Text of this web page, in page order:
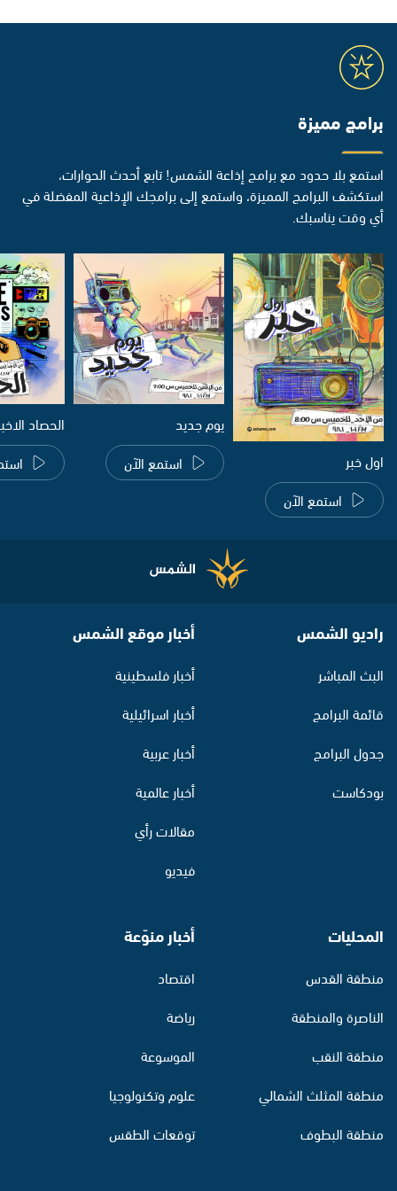
برامج مميزة
استمع بلا حدود مع برامج إذاعة الشمس! تابع أحدث الحوارات،
استكشف البرامج المميزة، واستمع إلى برامجك الإذاعية المفضلة في
أي وقت يناسبك.
اول خبر
استمع الآن
يوم جديد
استمع الآن
الحصاد
راديو الشمس
البث المباشر
قائمة البرامج
جدول البرامج
بودكاست
أخبار موقع الشمس
أخبار فلسطينية
أخبار اسرائيلية
أخبار عربية
أخبار عالمية
مقالات رأي
فيديو
المحليات
منطقة القدس
الناصرة والمنطقة
منطقة النقب
منطقة المثلث الشمالي
منطقة البطوف
أخبار منوّعة
اقتصاد
رياضة
الموسوعة
علوم وتكنولوجيا
توقعات الطقس